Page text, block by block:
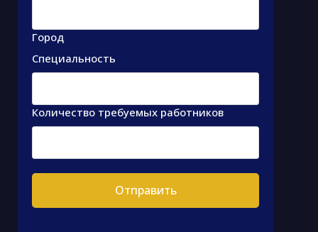
Город
Специальность
Количество требуемых работников
Отправить